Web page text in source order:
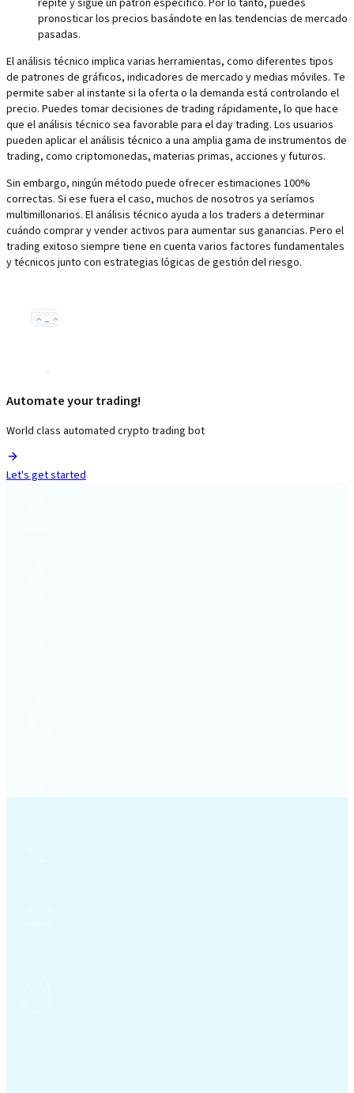
repite y sigue un patrón específico. Por lo tanto, puedes
pronosticar los precios basándote en las tendencias de mercado
pasadas.
El análisis técnico implica varias herramientas, como diferentes tipos
de patrones de gráficos, indicadores de mercado y medias móviles. Te
permite saber al instante si la oferta o la demanda está controlando el
precio. Puedes tomar decisiones de trading rápidamente, lo que hace
que el análisis técnico sea favorable para el day trading. Los usuarios
pueden aplicar el análisis técnico a una amplia gama de instrumentos de
trading, como criptomonedas, materias primas, acciones y futuros.
Sin embargo, ningún método puede ofrecer estimaciones 100%
correctas. Si ese fuera el caso, muchos de nosotros ya seríamos
multimillonarios. El análisis técnico ayuda a los traders a determinar
cuándo comprar y vender activos para aumentar sus ganancias. Pero el
trading exitoso siempre tiene en cuenta varios factores fundamentales
y técnicos junto con estrategias lógicas de gestión del riesgo.
Automate your trading!
World class automated crypto trading bot
Let's get started